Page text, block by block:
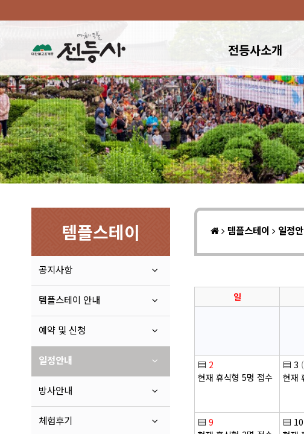
전등사소개
템플스테이
공지사항
템플스테이 안내
예약 및 신청
일정안내
방사안내
체험후기
템플스테이 일정
일
▤ 2
현재 휴식형 5명 접수
▤ 3
현재
▤ 9
▤ 10